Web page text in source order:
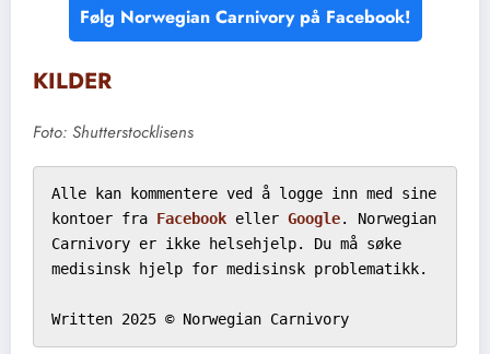
Følg Norwegian Carnivory på Facebook!
KILDER
Foto: Shutterstocklisens
Alle kan kommentere ved å logge inn med sine
kontoer fra Facebook eller Google. Norwegian
Carnivory er ikke helsehjelp. Du må søke
medisinsk hjelp for medisinsk problematikk.
Written 2025 © Norwegian Carnivory